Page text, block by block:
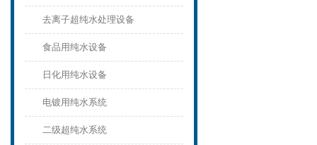
去离子超纯水处理设备
食品用纯水设备
日化用纯水设备
电镀用纯水系统
二级超纯水系统